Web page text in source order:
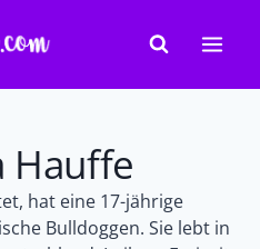
Hauffe
hat eine 17-jährige
Bulldoggen. Sie lebt in